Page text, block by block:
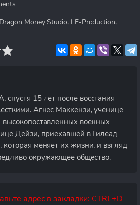
Money Studio, LE-Production,
15 лет после восстания
Агнес Маккензи, ученице
военных
Дейзи, приехавшей в Гилеад
меняет их жизни, и взгляд
окружающее общество.
адрес в закладки: CTRL+D